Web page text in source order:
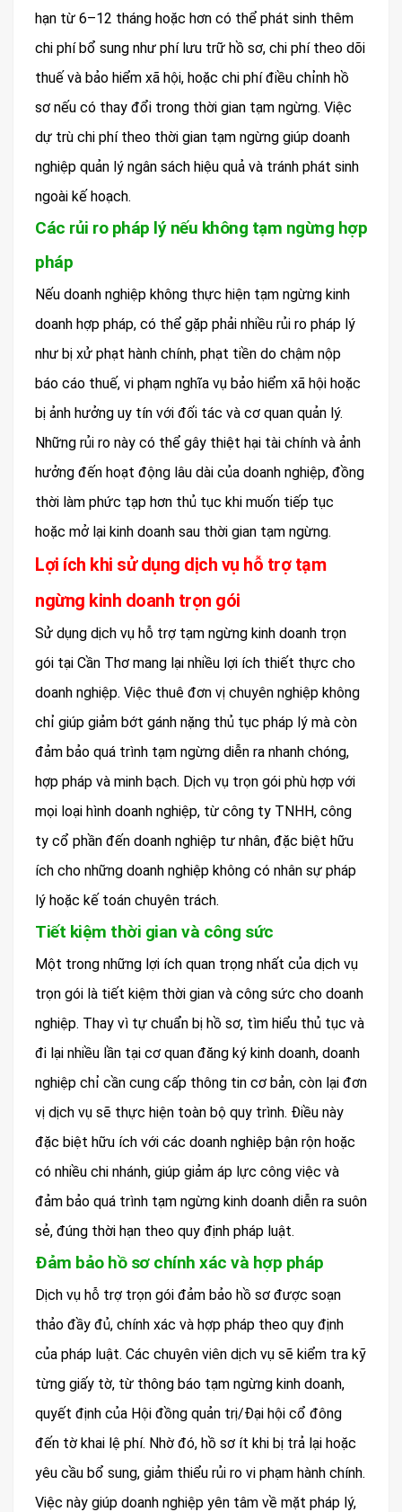
hạn từ 6–12 tháng hoặc hơn có thể phát sinh thêm
chi phí bổ sung như phí lưu trữ hồ sơ, chi phí theo dõi
thuế và bảo hiểm xã hội, hoặc chi phí điều chỉnh hồ
sơ nếu có thay đổi trong thời gian tạm ngừng. Việc
dự trù chi phí theo thời gian tạm ngừng giúp doanh
nghiệp quản lý ngân sách hiệu quả và tránh phát sinh
ngoài kế hoạch.
Các rủi ro pháp lý nếu không tạm ngừng hợp
pháp
Nếu doanh nghiệp không thực hiện tạm ngừng kinh
doanh hợp pháp, có thể gặp phải nhiều rủi ro pháp lý
như bị xử phạt hành chính, phạt tiền do chậm nộp
báo cáo thuế, vi phạm nghĩa vụ bảo hiểm xã hội hoặc
bị ảnh hưởng uy tín với đối tác và cơ quan quản lý.
Những rủi ro này có thể gây thiệt hại tài chính và ảnh
hưởng đến hoạt động lâu dài của doanh nghiệp, đồng
thời làm phức tạp hơn thủ tục khi muốn tiếp tục
hoặc mở lại kinh doanh sau thời gian tạm ngừng.
Lợi ích khi sử dụng dịch vụ hỗ trợ tạm
ngừng kinh doanh trọn gói
Sử dụng dịch vụ hỗ trợ tạm ngừng kinh doanh trọn
gói tại Cần Thơ mang lại nhiều lợi ích thiết thực cho
doanh nghiệp. Việc thuê đơn vị chuyên nghiệp không
chỉ giúp giảm bớt gánh nặng thủ tục pháp lý mà còn
đảm bảo quá trình tạm ngừng diễn ra nhanh chóng,
hợp pháp và minh bạch. Dịch vụ trọn gói phù hợp với
mọi loại hình doanh nghiệp, từ công ty TNHH, công
ty cổ phần đến doanh nghiệp tư nhân, đặc biệt hữu
ích cho những doanh nghiệp không có nhân sự pháp
lý hoặc kế toán chuyên trách.
Tiết kiệm thời gian và công sức
Một trong những lợi ích quan trọng nhất của dịch vụ
trọn gói là tiết kiệm thời gian và công sức cho doanh
nghiệp. Thay vì tự chuẩn bị hồ sơ, tìm hiểu thủ tục và
đi lại nhiều lần tại cơ quan đăng ký kinh doanh, doanh
nghiệp chỉ cần cung cấp thông tin cơ bản, còn lại đơn
vị dịch vụ sẽ thực hiện toàn bộ quy trình. Điều này
đặc biệt hữu ích với các doanh nghiệp bận rộn hoặc
có nhiều chi nhánh, giúp giảm áp lực công việc và
đảm bảo quá trình tạm ngừng kinh doanh diễn ra suôn
sẻ, đúng thời hạn theo quy định pháp luật.
Đảm bảo hồ sơ chính xác và hợp pháp
Dịch vụ hỗ trợ trọn gói đảm bảo hồ sơ được soạn
thảo đầy đủ, chính xác và hợp pháp theo quy định
của pháp luật. Các chuyên viên dịch vụ sẽ kiểm tra kỹ
từng giấy tờ, từ thông báo tạm ngừng kinh doanh,
quyết định của Hội đồng quản trị/Đại hội cổ đông
đến tờ khai lệ phí. Nhờ đó, hồ sơ ít khi bị trả lại hoặc
yêu cầu bổ sung, giảm thiểu rủi ro vi phạm hành chính.
Việc này giúp doanh nghiệp yên tâm về mặt pháp lý,